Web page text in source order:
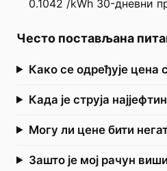
0.1042 /kWh 30-дневни
Често постављана
Како се одређује цена
Када је струја
Могу ли цене бити
Зашто је мој рачун